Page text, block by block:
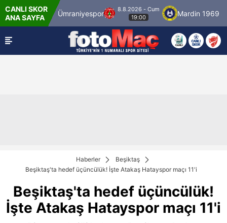
CANLI SKOR
ANA SAYFAÜmraniyespor
8.8.2026 - Cum
19:00
Mardin 1969 Spor
Haberler
Beşiktaş
Beşiktaş'ta hedef üçüncülük! İşte Atakaş Hatayspor maçı 11'i
Beşiktaş'ta hedef üçüncülük!
İşte Atakaş Hatayspor maçı 11'i